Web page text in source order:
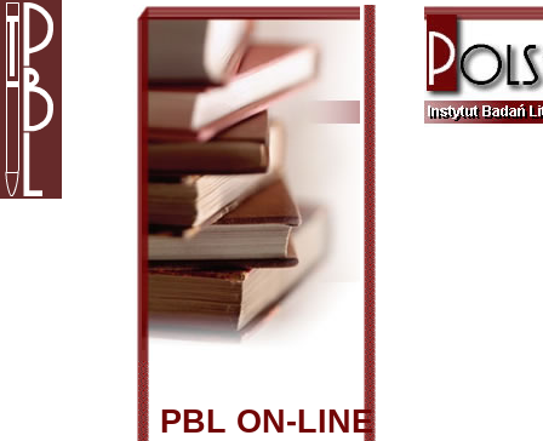
PBL ON-LINE